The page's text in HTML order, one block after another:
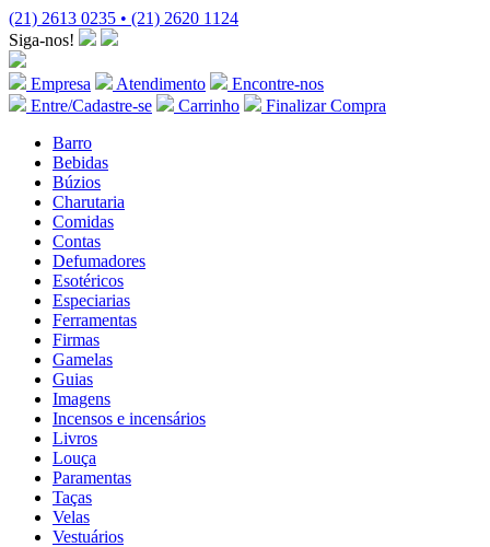
(21) 2613 0235 • (21) 2620 1124
Siga-nos!
Empresa Atendimento
Encontre-nos
Entre/Cadastre-se
Carrinho
Finalizar Compra
Barro
Bebidas
Búzios
Charutaria
Comidas
Contas
Defumadores
Esotéricos
Especiarias
Ferramentas
Firmas
Gamelas
Guias
Imagens
Incensos e incensários
Livros
Louça
Paramentas
Taças
Velas
Vestuários